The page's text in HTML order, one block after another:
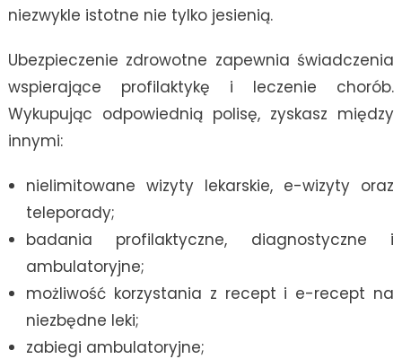
niezwykle istotne nie tylko jesienią.
Ubezpieczenie zdrowotne zapewnia świadczenia
wspierające profilaktykę i leczenie chorób.
Wykupując odpowiednią polisę, zyskasz między
innymi:
nielimitowane wizyty lekarskie, e-wizyty oraz
teleporady;
badania profilaktyczne, diagnostyczne i
ambulatoryjne;
możliwość korzystania z recept i e-recept na
niezbędne leki;
zabiegi ambulatoryjne;